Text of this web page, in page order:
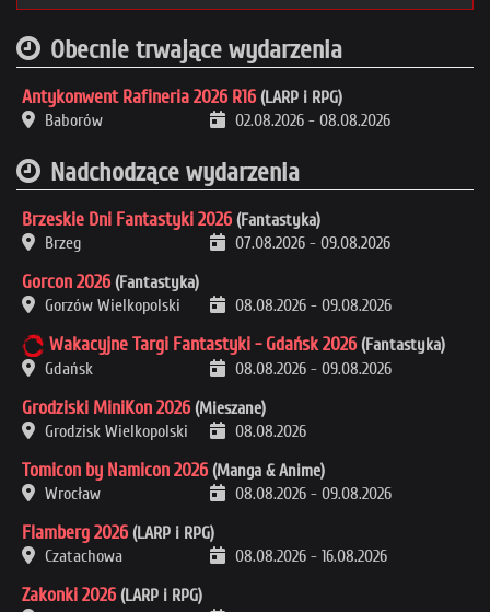
Obecnie trwające wydarzenia
Antykonwent Rafineria 2026 R16 (LARP i RPG)
Baborów
02.08.2026 - 08.08.2026
Nadchodzące wydarzenia
Brzeskie Dni Fantastyki 2026 (Fantastyka)
Brzeg
07.08.2026 - 09.08.2026
Gorcon 2026 (Fantastyka)
Gorzów Wielkopolski
08.08.2026 - 09.08.2026
Wakacyjne Targi Fantastyki - Gdańsk 2026 (Fantastyka)
Gdańsk
08.08.2026 - 09.08.2026
Grodziski MiniKon 2026 (Mieszane)
Grodzisk Wielkopolski
08.08.2026
Tomicon by Namicon 2026 (Manga & Anime)
Wrocław
08.08.2026 - 09.08.2026
Flamberg 2026 (LARP i RPG)
Czatachowa
08.08.2026 - 16.08.2026
Zakonki 2026 (LARP i RPG)